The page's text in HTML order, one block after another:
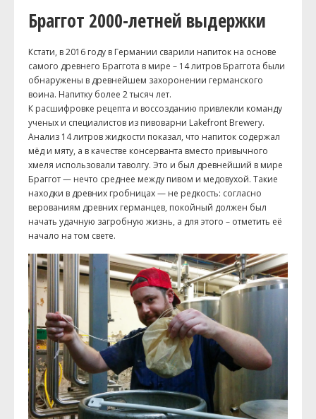
Браггот 2000-летней выдержки
Кстати, в 2016 году в Германии сварили напиток на основе
самого древнего Браггота в мире – 14 литров Браггота были
обнаружены в древнейшем захоронении германского
воина. Напитку более 2 тысяч лет.
К расшифровке рецепта и воссозданию привлекли команду
ученых и специалистов из пивоварни Lakefront Brewery.
Анализ 14 литров жидкости показал, что напиток содержал
мёд и мяту, а в качестве консерванта вместо привычного
хмеля использовали таволгу. Это и был древнейший в мире
Браггот — нечто среднее между пивом и медовухой. Такие
находки в древних гробницах — не редкость: согласно
верованиям древних германцев, покойный должен был
начать удачную загробную жизнь, а для этого – отметить её
начало на том свете.